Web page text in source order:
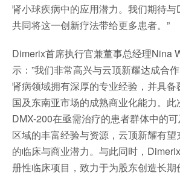
肾小球疾病中的应用潜力。我们期待与
共同将这一创新疗法带给更多患者。”
Dimerix首席执行官兼董事总经理Nina
示：”我们非常高兴与云顶新耀达成合
肾病领域拥有深厚的专业经验，并具
国及东南亚市场的成熟商业化能力。
DMX-200在亟需治疗的患者群体中的
区域的丰富经验与资源，云顶新耀有
的临床与商业潜力。与此同时，
册性临床项目，致力于为股东创造长